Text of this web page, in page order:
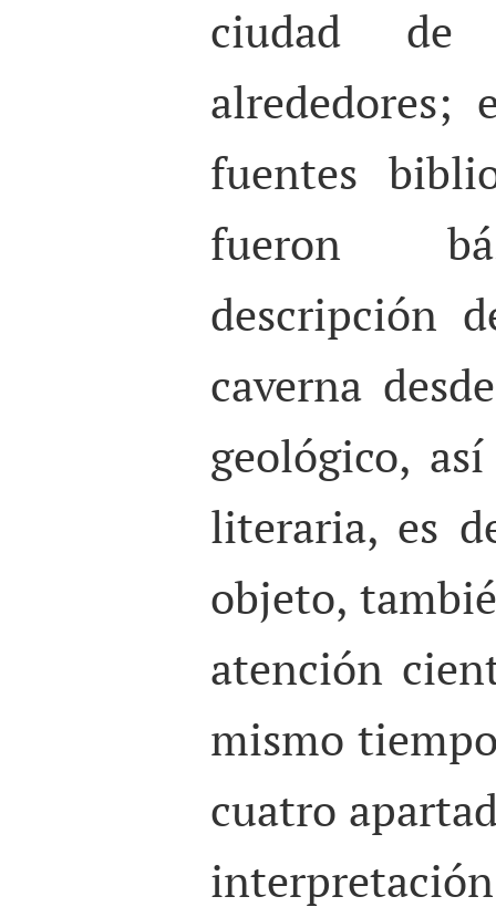
ciudad
alrededores;
fuentes
fueron
descripción
caverna
geológico,
literaria, es
objeto,
atención
mismo
cuatro